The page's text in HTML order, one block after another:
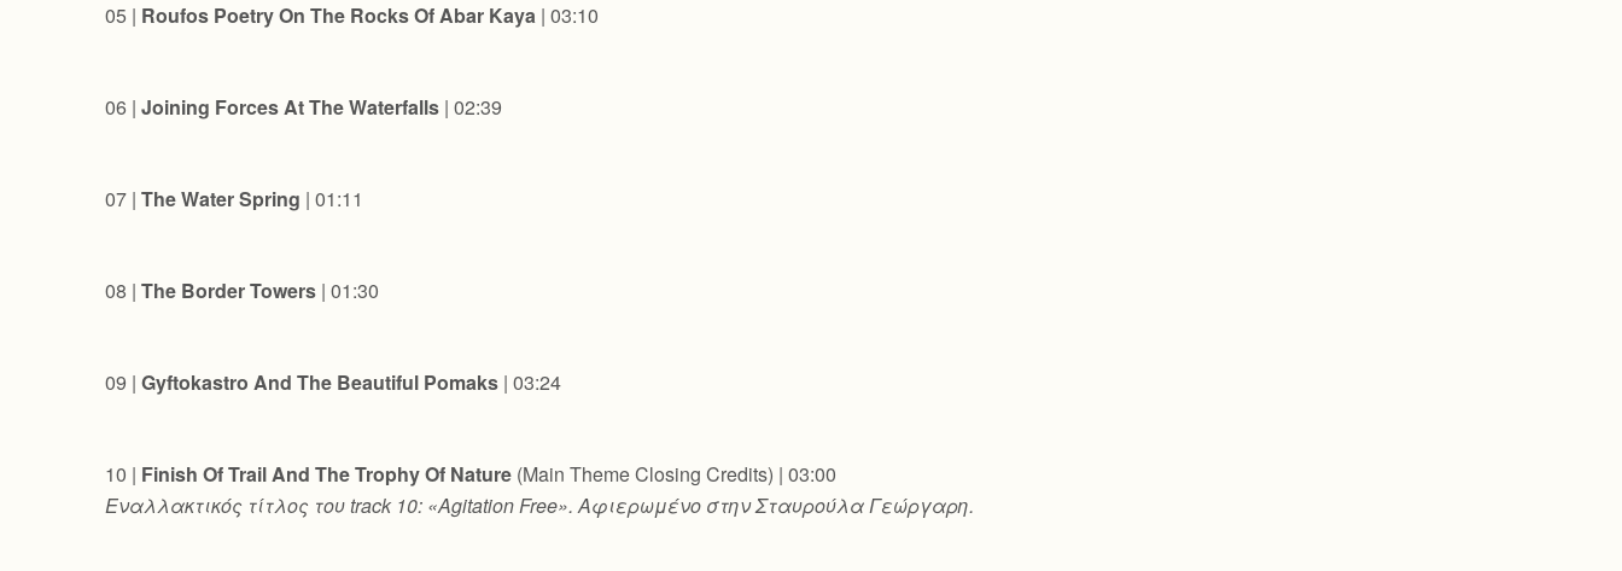
05 | Roufos Poetry On The Rocks Of Abar Kaya | 03:10
06 | Joining Forces At The Waterfalls | 02:39
07 | The Water Spring | 01:11
08 | The Border Towers | 01:30
09 | Gyftokastro And The Beautiful Pomaks | 03:24
10 | Finish Of Trail And The Trophy Of Nature (Main Theme Closing Credits) | 03:00
Εναλλακτικός τίτλος τουtrack 10: «Agitation Free».Αφιερωμένο στην Σταυρούλα Γεώργαρη.